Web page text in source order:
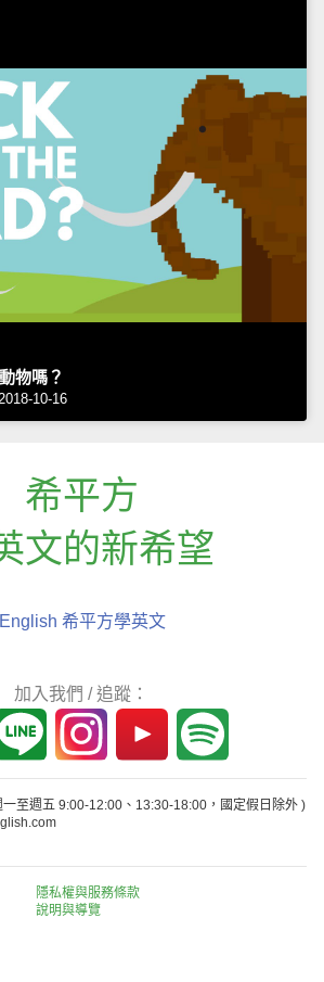
物嗎？
10-16
希平方
文的新希望
希平方學英文
加入我們 / 追蹤：
一至週五 9:00-12:00、13:30-18:00，國定假日除外 )
隱私權與服務條款
說明與導覽